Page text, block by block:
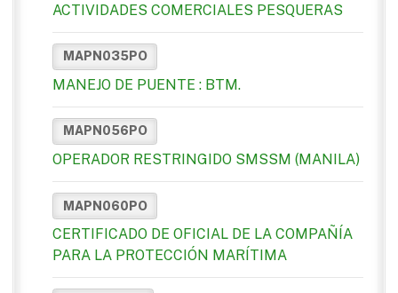
ACTIVIDADES COMERCIALES PESQUERAS
MAPN035PO
MANEJO DE PUENTE : BTM.
MAPN056PO
OPERADOR RESTRINGIDO SMSSM (MANILA)
MAPN060PO
CERTIFICADO DE OFICIAL DE LA COMPAÑÍA
PARA LA PROTECCIÓN MARÍTIMA